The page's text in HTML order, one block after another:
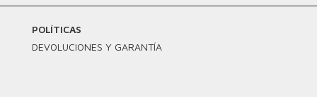
POLÍTICAS
DEVOLUCIONES Y GARANTÍA